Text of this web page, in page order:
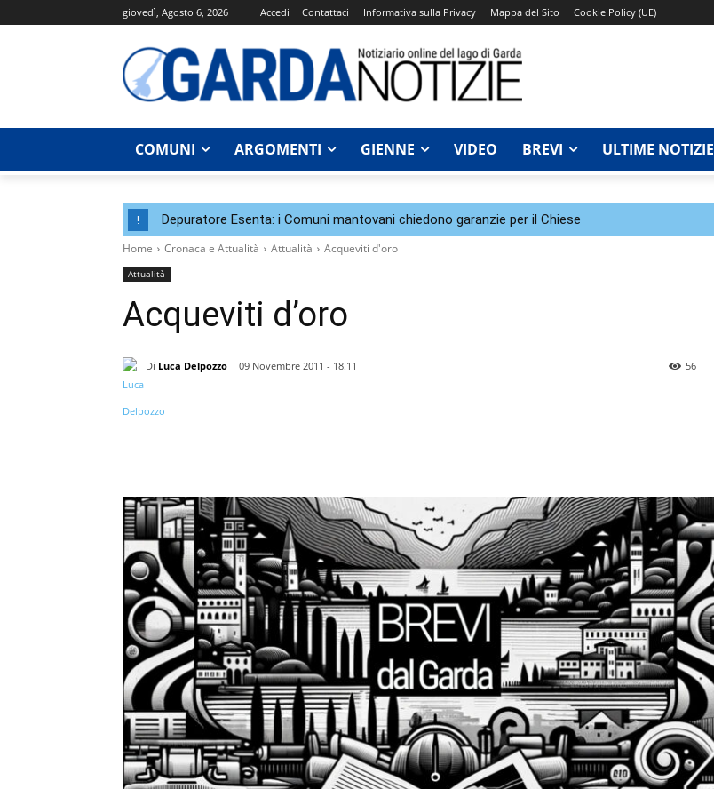
giovedì, Agosto 6, 2026 Accedi Contattaci Informativa sulla Privacy Mappa del Sito Cookie Policy (UE)
COMUNI ARGOMENTI GIENNE VIDEO BREVI ULTIME NOTIZIE
! Depuratore Esenta: i Comuni mantovani chiedono garanzie per il Chiese
Home Cronaca e Attualità Attualità Acqueviti d'oro
Attualità
Acqueviti d’oro
Di Luca Delpozzo
09 Novembre 2011 - 18.11
56